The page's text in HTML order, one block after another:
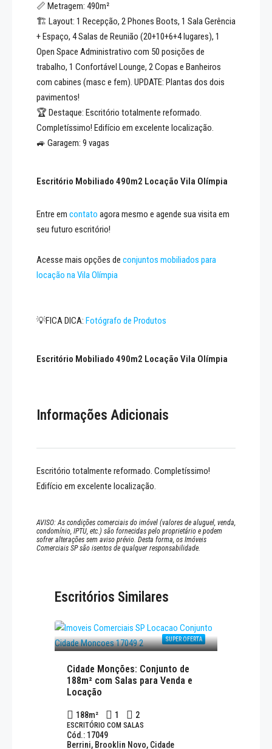
📏 Metragem: 490m²
🏗️ Layout: 1 Recepção, 2 Phones Boots, 1 Sala Gerência
+ Espaço, 4 Salas de Reunião (20+10+6+4 lugares), 1
Open Space Administrativo com 50 posições de
trabalho, 1 Confortável Lounge, 2 Copas e Banheiros
com cabines (masc e fem). UPDATE: Plantas dos dois
pavimentos!
🏆 Destaque: Escritório totalmente reformado.
Completíssimo! Edifício em excelente localização.
🚙 Garagem: 9 vagas
Escritório Mobiliado 490m2 Locação Vila Olímpia
Entre em contato agora mesmo e agende sua visita em
seu futuro escritório!
Acesse mais opções de conjuntos mobiliados para
locação na Vila Olímpia
💡FICA DICA: Fotógrafo de Produtos
Escritório Mobiliado 490m2 Locação Vila Olímpia
Informações Adicionais
Escritório totalmente reformado. Completíssimo!
Edifício em excelente localização.
AVISO: As condições comerciais do imóvel (valores de aluguel, venda,
condomínio, IPTU, etc.) são fornecidas pelo proprietário e podem
sofrer alterações sem aviso prévio. Desta forma, os Imóveis
Comerciais SP são isentos de qualquer responsabilidade.
Escritórios Similares
SUPER OFERTA
Cidade Monções: Conjunto de
188m² com Salas para Venda e
Locação
188m² 1 2
ESCRITÓRIO COM SALAS
Cód.: 17049
Berrini, Brooklin Novo, Cidade